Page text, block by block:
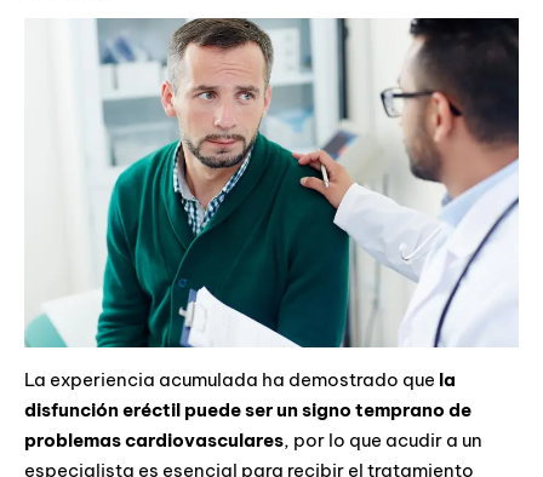
La experiencia acumulada ha demostrado que la
disfunción eréctil puede ser un signo temprano de
problemas cardiovasculares, por lo que acudir a un
especialista es esencial para recibir el tratamiento